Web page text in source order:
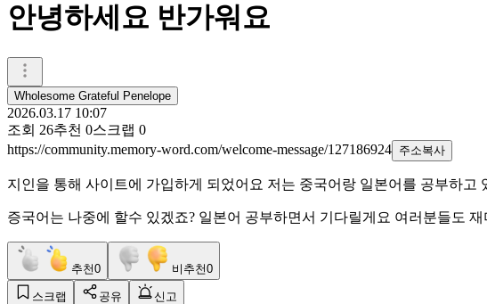
안녕하세요 반가워요
Wholesome Grateful Penelope
2026.03.17 10:07
조회 26추천 0스크랩 0
https://community.memory-word.com/welcome-message/127186924 주소복사
지인을 통해 사이트에 가입하게 되었어요 저는 중국어랑 일본어를 공부하
증국어는 나중에 할수 있겠죠? 일본어 공부하면서 기다릴게요 여러분들도
추천0 비추천0
스크랩 공유
신고